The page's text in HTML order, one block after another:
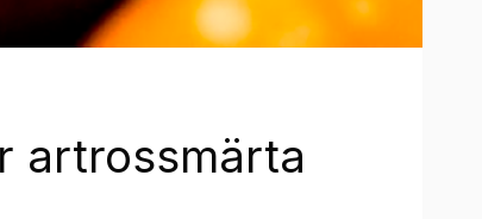
artrossmärta